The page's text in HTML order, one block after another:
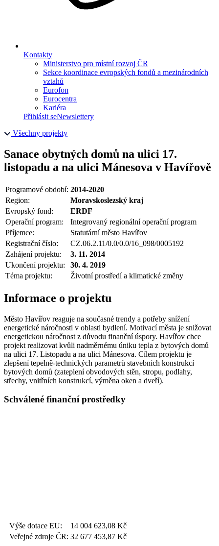
Kontakty
Ministerstvo pro místní rozvoj ČR
Sekce koordinace evropských fondů a mezinárodních
vztahů
Eurofon
Eurocentra
Kariéra
Přihlásit seNewslettery
Všechny projekty
Sanace obytných domů na ulici 17.
listopadu a na ulici Mánesova v Havířově
Programové období: 2014-2020
Region:
Moravskoslezský kraj
Evropský fond:
ERDF
Operační program:
Integrovaný regionální operační program
Příjemce:
Statutární město Havířov
Registrační číslo:
CZ.06.2.11/0.0/0.0/16_098/0005192
Zahájení projektu:
3. 11. 2014
Ukončení projektu:
30. 4. 2019
Téma projektu:
Životní prostředí a klimatické změny
Informace o projektu
Město Havířov reaguje na současné trendy a potřeby snížení
energetické náročnosti v oblasti bydlení. Motivací města je snižovat
energetickou náročnost z důvodu finanční úspory. Havířov chce
projekt realizovat kvůli nadměrnému úniku tepla z bytových domů
na ulici 17. Listopadu a na ulici Mánesova. Cílem projektu je
zlepšení tepelně-technických parametrů stavebních konstrukcí
bytových domů (zateplení obvodových stěn, stropu, podlahy,
střechy, vnitřních konstrukcí, výměna oken a dveří).
Schválené finanční prostředky
Výše dotace EU: 14 004 623,08 Kč
Veřejné zdroje ČR: 32 677 453,87 Kč